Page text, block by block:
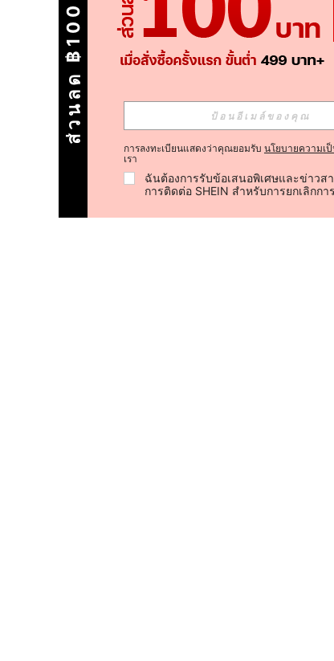
ส่วนลด ฿100
การลงทะเบียนแสดงว่าคุณยอมรับ นโยบายความเ
เรา
ฉันต้องการรับข้อเสนอพิเศษและข่าวส
การติดต่อ SHEIN สำหรับการยกเลิกกา